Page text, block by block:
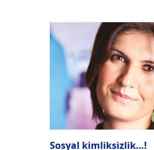
Sosyal kimliksizlik…!